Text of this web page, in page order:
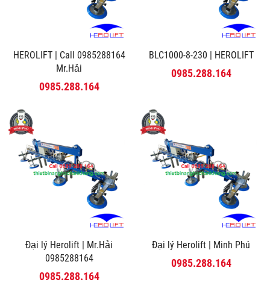
HEROLIFT | Call 0985288164
Mr.Hải
0985.288.164
BLC1000-8-230 | HEROLIFT
0985.288.164
Đại lý Herolift | Mr.Hải
0985288164
0985.288.164
Đại lý Herolift | Minh Phú
0985.288.164